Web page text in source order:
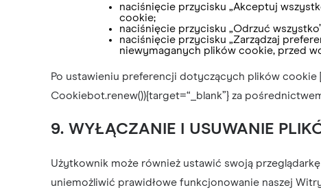
naciśnięcie przycisku „Akceptuj
cookie;
naciśnięcie przycisku „Odrzuć
naciśnięcie przycisku „Zarządzaj
niewymaganych plików cookie, przed
Po ustawieniu preferencji dotyczących plików
Cookiebot.renew()){target=“_blank”} za
9. WYŁĄCZANIE I USUWANIE
Użytkownik może również ustawić swoją
uniemożliwić prawidłowe funkcjonowanie naszej